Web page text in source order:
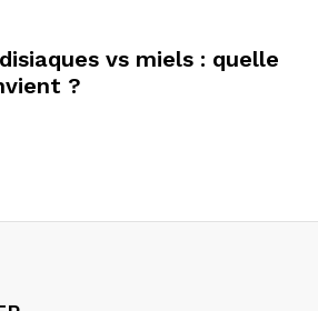
vs miels : quelle
?